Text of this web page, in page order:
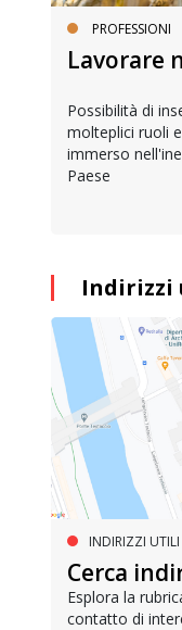
PROFESSIONI
Lavorare
Possibilità di
molteplici ruoli
immerso
Paese
Indirizzi
INDIRIZZI UTILI
Cerca
Esplora la
contatto di